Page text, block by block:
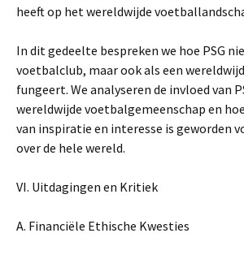
heeft op het wereldwijde
In dit gedeelte bespreken we hoe PSG
voetbalclub, maar ook als een
fungeert. We analyseren de invloed van
wereldwijde voetbalgemeenschap en
van inspiratie en interesse is geworden
over de hele wereld.
VI. Uitdagingen en Kritiek
A. Financiële Ethische Kwesties